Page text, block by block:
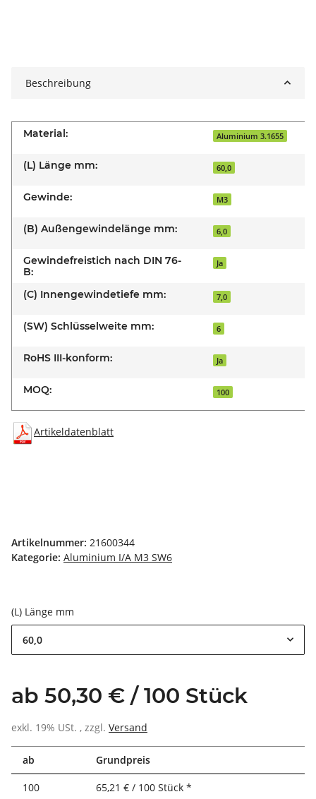
Beschreibung
Material: Aluminium 3.1655
(L) Länge mm: 60,0
Gewinde: M3
(B) Außengewindelänge mm: 6,0
Gewindefreistich nach DIN 76-
B:
Ja
(C) Innengewindetiefe mm: 7,0
(SW) Schlüsselweite mm: 6
RoHS III-konform: Ja
MOQ: 100
Artikeldatenblatt
Artikelnummer: 21600344
Kategorie: Aluminium I/A M3 SW6
(L) Länge mm
60,0
ab 50,30 € / 100 Stück
exkl. 19% USt. , zzgl. Versand
ab Grundpreis
100 65,21 € / 100 Stück *